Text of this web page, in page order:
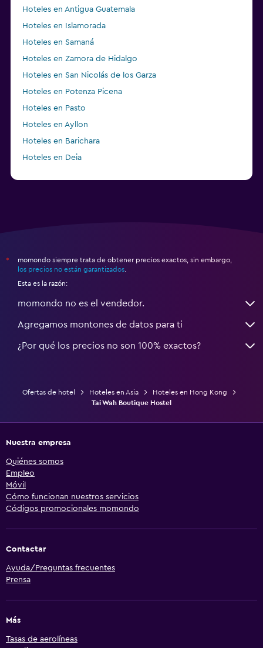
Hoteles en Antigua Guatemala
Hoteles en Islamorada
Hoteles en Samaná
Hoteles en Zamora de Hidalgo
Hoteles en San Nicolás de los Garza
Hoteles en Potenza Picena
Hoteles en Pasto
Hoteles en Ayllon
Hoteles en Barichara
Hoteles en Deia
*
momondo siempre trata de obtener precios exactos, sin embargo,
los precios no están garantizados
Esta es la razón:
momondo no es el vendedor.
Agregamos montones de datos para ti
¿Por qué los precios no son 100% exactos?
Ofertas de hotel Hoteles en Asia
Hoteles en Hong Kong
Tai Wah Boutique Hostel
Nuestra empresa
Quiénes somos
Empleo
Móvil
Cómo funcionan nuestros servicios
Códigos promocionales momondo
Contactar
Ayuda/Preguntas frecuentes
Prensa
Más
Tasas de aerolíneas